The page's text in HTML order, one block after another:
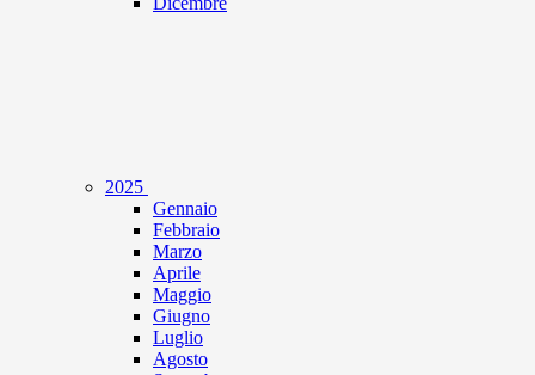
2025
Gennaio
Febbraio
Marzo
Aprile
Maggio
Giugno
Luglio
Agosto